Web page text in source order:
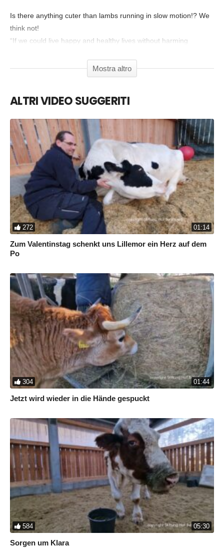
Is there anything cuter than lambs running in slow motion!? We
think not!
“If we could live happy and healthy lives without harming
Mostra altro
ALTRI VIDEO SUGGERITI
272 01:14
Zum Valentinstag schenkt uns Lillemor ein Herz auf dem
Po
304 01:44
Jetzt wird wieder in die Hände gespuckt
584 05:30
Sorgen um Klara